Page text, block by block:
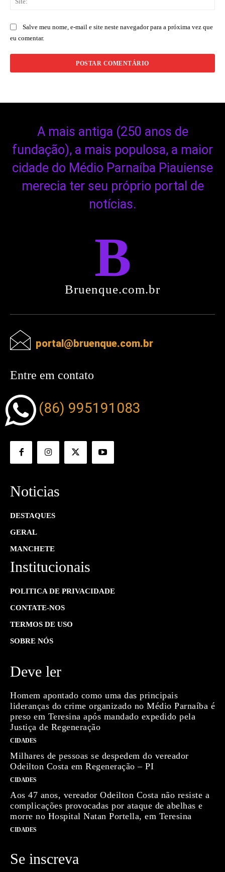
Salve meu nome, e-mail e site neste navegador para a próxima vez que
eu comentar.
A mais antiga (250 anos de
fundação), a mais populosa, a maior
cidade do Médio Parnaíba Piauiense
merecia ter seu próprio portal de
notícias.
B
Bruenque.com.br
portal@bruenque.com.br
Entre em contato
(86) 995191083
Noticias
DESTAQUES
GERAL
MANCHETE
Institucionais
POLITICA DE PRIVACIDADE
CONTATE-NOS
TERMOS DE USO
SOBRE NÓS
Deve ler
Homem apontado como uma das principais
lideranças do crime organizado no Médio Parnaíba é
preso em Teresina após mandado expedido pela
Justiça de Regeneração
CIDADES
Milhares de pessoas se despedem do vereador
Odeilton Costa em Regeneração – PI
CIDADES
Aos 47 anos, vereador Odeilton Costa não resiste a
complicações provocadas por ataque de abelhas e
morre no Hospital Natan Portella, em Teresina
CIDADES
Se inscreva